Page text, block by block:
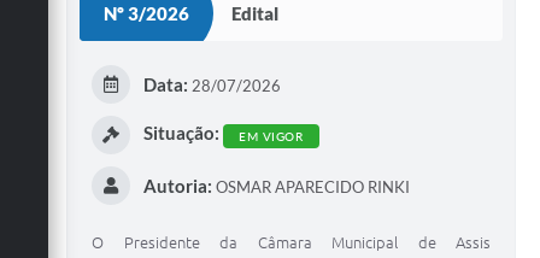
Nº 3/2026 Edital
Data: 28/07/2026
Situação: EM VIGOR
Autoria: OSMAR APARECIDO RINKI
O Presidente da Câmara Municipal de Assis